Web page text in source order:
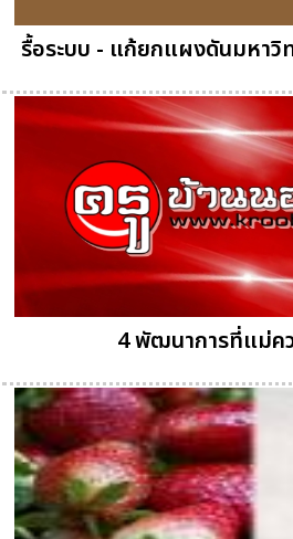
รื้อระบบ - แก้ยกแผงดันมหาวิ
4 พัฒนาการที่แม่ค